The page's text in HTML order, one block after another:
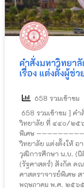
คำสั่งมหาวิทยา
เรื่อง แต่งตั้งผู้ช่
658 รวมเข้าชม
658 รวมเข้าชม ] ค
วิทยาลัย ที่ ๔๔๐/๒๕๖
พิเศษ
วิทยาลัย แต่งตั้งให้ อ
วุฒิการศึกษา น.บ. (นิ
(รัฐศาสตร์) สังกัด ค
ศาสตราจารย์พิเศษ
พฤษภาคม พ.ศ. ๒๕๖